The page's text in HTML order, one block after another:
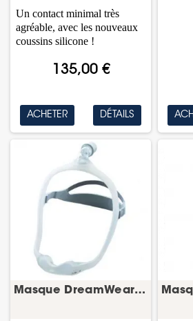
135,00 €
Un contact minimal très
agréable, avec les nouveaux
coussins silicone !
ACHETER DÉTAILS
Masque DreamWear Nasal (avec conduit Taille S)...